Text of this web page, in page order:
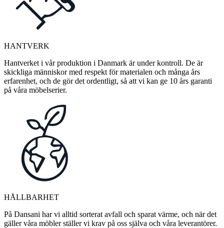
HANTVERK
Hantverket i vår produktion i Danmark är under kontroll. De är
skickliga människor med respekt för materialen och många års
erfarenhet, och de gör det ordentligt, så att vi kan ge 10 års garanti
på våra möbelserier.
HÅLLBARHET
På Dansani har vi alltid sorterat avfall och sparat värme, och när det
gäller våra möbler ställer vi krav på oss själva och våra leverantörer.